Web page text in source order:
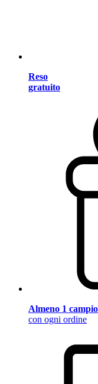
Reso
gratuito
Almeno 1
con ogni ordine